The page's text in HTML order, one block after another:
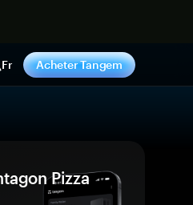
Fr Acheter Tangem
Pizza